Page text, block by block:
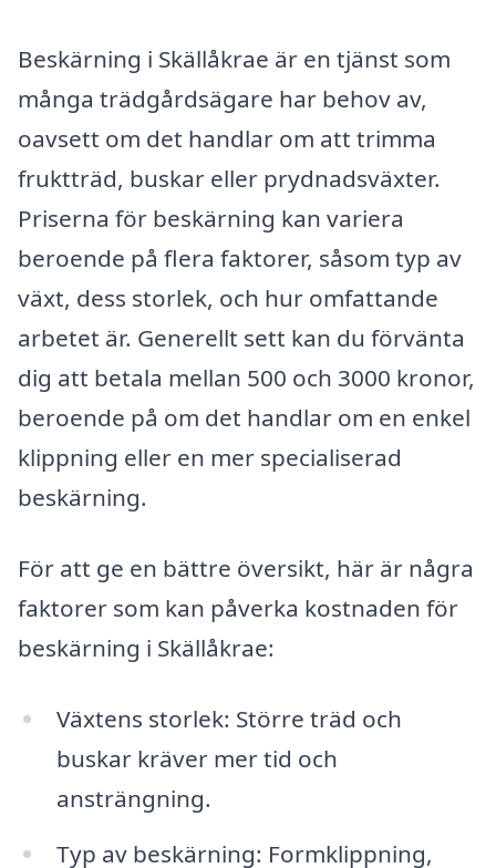
Beskärning i Skällåkrae är en tjänst som
många trädgårdsägare har behov av,
oavsett om det handlar om att trimma
fruktträd, buskar eller prydnadsväxter.
Priserna för beskärning kan variera
beroende på flera faktorer, såsom typ av
växt, dess storlek, och hur omfattande
arbetet är. Generellt sett kan du förvänta
dig att betala mellan 500 och 3000 kronor,
beroende på om det handlar om en enkel
klippning eller en mer specialiserad
beskärning.
För att ge en bättre översikt, här är några
faktorer som kan påverka kostnaden för
beskärning i Skällåkrae:
Växtens storlek: Större träd och
buskar kräver mer tid och
ansträngning.
Typ av beskärning: Formklippning,